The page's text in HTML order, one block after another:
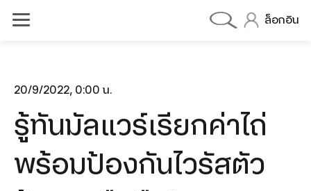
ล็อกอิน
dtac BIZ 5G MAX DATA
dtac BIZ 5G MAX DEVICE
20/9/2022, 0:00 น.
รู้ทันมัลแวร์เรียกค่าไถ่
พร้อมป้องกันไวรัสตัว